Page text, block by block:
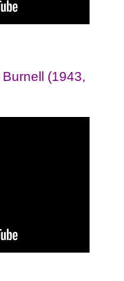
(1943,